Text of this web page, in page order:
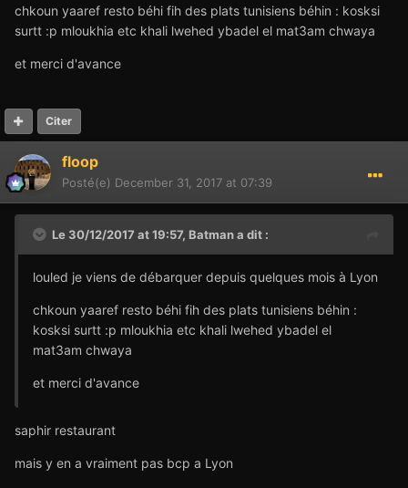
chkoun yaaref resto béhi fih des plats tunisiens béhin : kosksi
surtt :p mloukhia etc khali lwehed ybadel el mat3am chwaya
et merci d'avance
Citer
floop
Posté(e) December 31, 2017 at 07:39
Le 30/12/2017 at 19:57, Batmana dit :
louled je viens de débarquer depuis quelques mois à Lyon
chkoun yaaref resto béhi fih des plats tunisiens béhin :
kosksi surtt :p mloukhia etc khali lwehed ybadel el
mat3am chwaya
et merci d'avance
saphir restaurant
mais y en a vraiment pas bcp a Lyon